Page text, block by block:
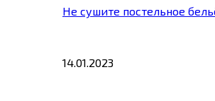
Не сушите постельное
14.01.2023